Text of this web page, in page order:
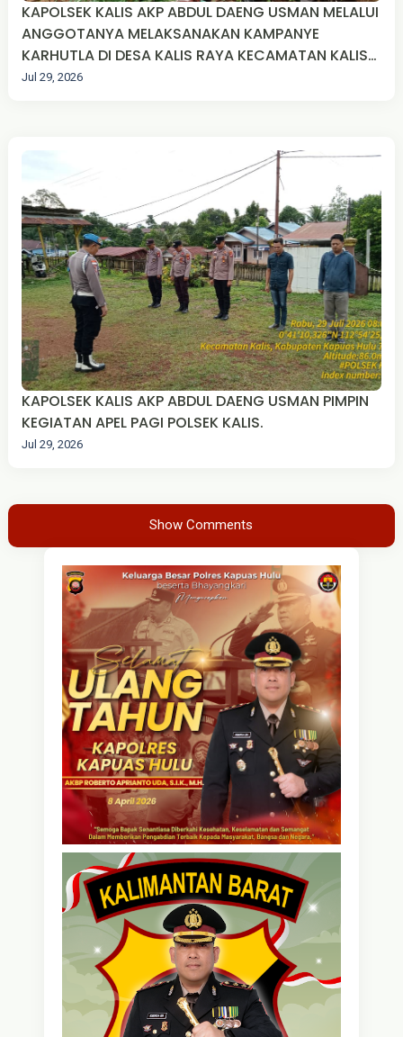
KAPOLSEK KALIS AKP ABDUL DAENG USMAN MELALUI
ANGGOTANYA MELAKSANAKAN KAMPANYE
KARHUTLA DI DESA KALIS RAYA KECAMATAN KALIS
KABUPATEN KAPUAS HULU.
Jul 29, 2026
KAPOLSEK KALIS AKP ABDUL DAENG USMAN PIMPIN
KEGIATAN APEL PAGI POLSEK KALIS.
Jul 29, 2026
Show Comments